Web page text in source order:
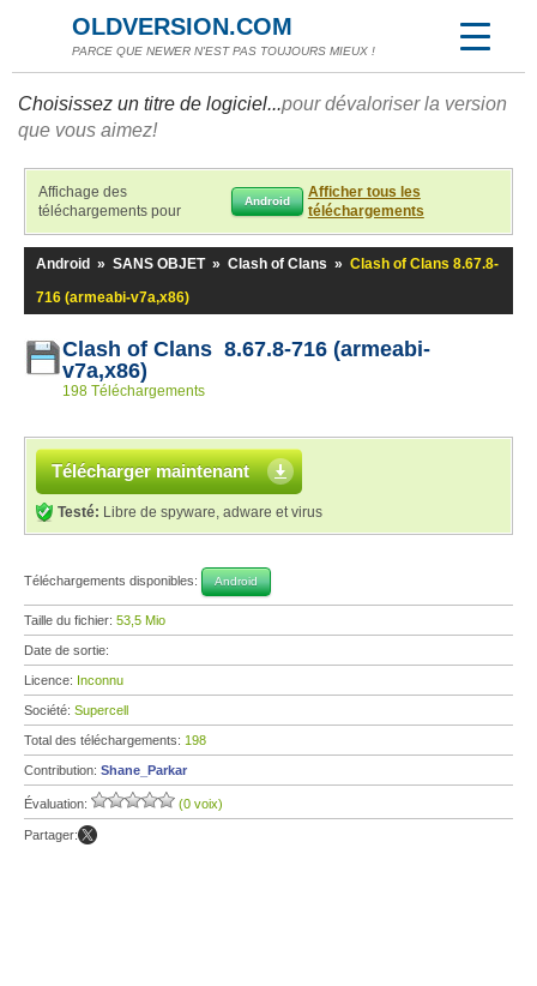
OLDVERSION.COM
PARCE QUE NEWER N'EST PAS TOUJOURS MIEUX !
Choisissez un titre de logiciel...pour dévaloriser la version
que vous aimez!
Affichage des
téléchargements pour
Android
Afficher tous les
téléchargements
Android » SANS OBJET » Clash of Clans » Clash of Clans 8.67.8-
716 (armeabi-v7a,x86)
Clash of Clans 8.67.8-716 (armeabi-
v7a,x86)
198 Téléchargements
Télécharger maintenant
Testé: Libre de spyware, adware et virus
Téléchargements disponibles: Android
Taille du fichier: 53,5 Mio
Date de sortie:
Licence: Inconnu
Société: Supercell
Total des téléchargements: 198
Contribution: Shane_Parkar
Évaluation: (0 voix)
Partager: